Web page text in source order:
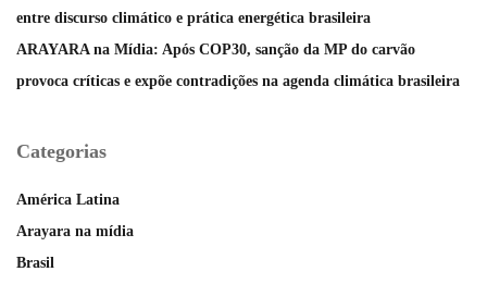
entre discurso climático e prática energética brasileira
ARAYARA na Mídia: Após COP30, sanção da MP do carvão
provoca críticas e expõe contradições na agenda climática brasileira
Categorias
América Latina
Arayara na mídia
Brasil